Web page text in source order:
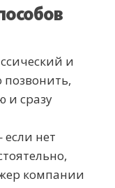
и
и сразу
нет
компании